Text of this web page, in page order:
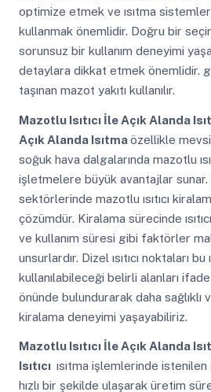
optimize etmek ve ısıtma
kullanmak önemlidir. Doğru bir
sorunsuz bir kullanım deneyimi
detaylara dikkat etmek önemlidir.
taşınan mazot yakıtı kullanılır.
Mazotlu Isıtıcı İle Açık Alanda
Açık Alanda Isıtmaözellikle
soğuk hava dalgalarında mazotlu
işletmelere büyük avantajlar
sektörlerinde mazotlu ısıtıcı
çözümdür. Kiralama sürecinde
ve kullanım süresi gibi faktörler
unsurlardır. Dizel ısıtıcı noktaları bu
kullanılabileceği belirli alanları
önünde bulundurarak daha sağlıklı
kiralama deneyimi yaşayabiliriz.
Mazotlu Isıtıcı İle Açık Alanda
Isıtıcı ısıtma işlemlerinde istenilen
hızlı bir şekilde ulaşarak üretim